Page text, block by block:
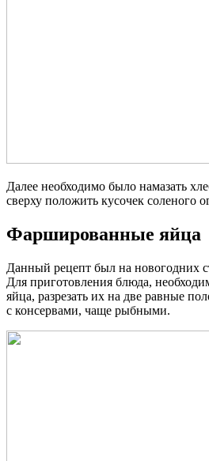
Далее необходимо было намазать
сверху положить кусочек соленого
Фаршированные яйца
Данный рецепт был на новогодних
Для приготовления блюда,
яйца, разрезать их на две равные
с консервами, чаще рыбными.